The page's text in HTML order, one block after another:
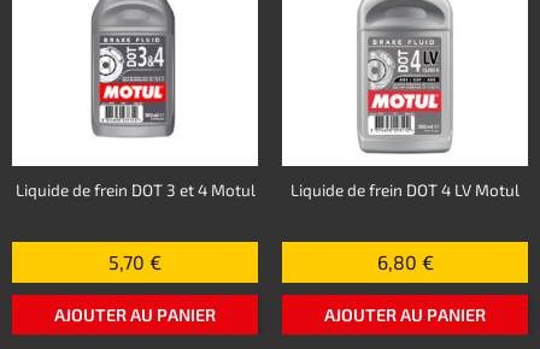
Liquide de frein DOT 3 et 4 Motul
5,70 €
AJOUTER AU PANIER
Liquide de frein DOT 4 LV Motul
6,80 €
AJOUTER AU PANIER